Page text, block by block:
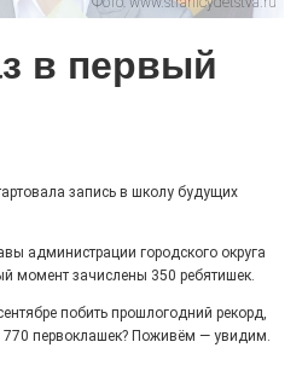
— новый масштабный
им. Олега Коняшина.
в первый
запись в школу будущих
администрации городского округа
момент зачислены 350 ребятишек.
побить прошлогодний рекорд,
первоклашек? Поживём — увидим.